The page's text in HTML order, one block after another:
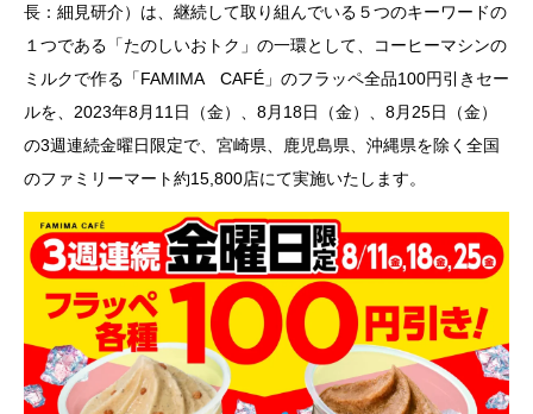
長：細見研介）は、継続して取り組んでいる５つのキーワードの
１つである「たのしいおトク」の一環として、コーヒーマシンの
ミルクで作る「FAMIMA CAFÉ」のフラッペ全品100円引きセー
ルを、2023年8月11日（金）、8月18日（金）、8月25日（金）
の3週連続金曜日限定で、宮崎県、鹿児島県、沖縄県を除く全国
のファミリーマート約15,800店にて実施いたします。